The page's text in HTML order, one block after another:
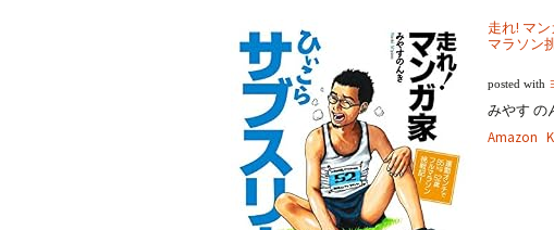
走れ! マ
マラソン
posted with
みやす の
Amazon